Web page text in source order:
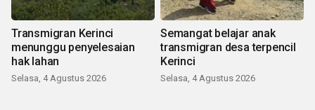
Transmigran Kerinci
menunggu penyelesaian
hak lahan
Selasa, 4 Agustus 2026
Semangat belajar anak
transmigran desa terpencil
Kerinci
Selasa, 4 Agustus 2026